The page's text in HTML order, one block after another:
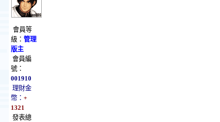
會員等
級： 管理
版主
會員編
號：
001910
理財金
幣： +
1321
發表總